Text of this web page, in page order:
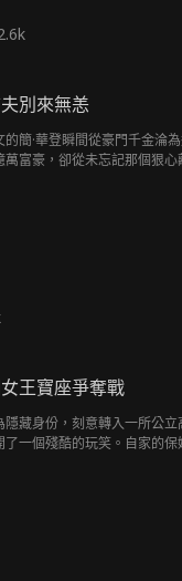
別來無恙
簡·華登瞬間從豪門千金淪為
豪，卻從未忘記那個狠心離開他
王寶座爭奪戰
藏身份，刻意轉入一所公
了一個殘酷的玩笑。自家的